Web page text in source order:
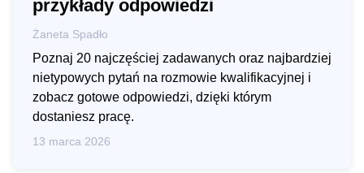
przykłady odpowiedzi
Żaneta Spadło
Poznaj 20 najczęściej zadawanych oraz najbardziej
nietypowych pytań na rozmowie kwalifikacyjnej i
zobacz gotowe odpowiedzi, dzięki którym
dostaniesz pracę.
13 marca 2026